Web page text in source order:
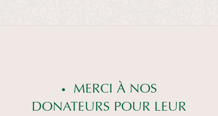
MERCI À NOS
DONATEURS POUR LEUR